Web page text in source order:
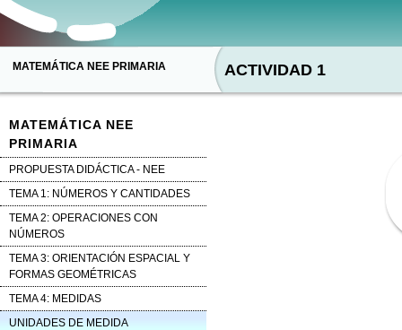
MATEMÁTICA NEE PRIMARIA
MATEMÁTICA NEE
PRIMARIA
PROPUESTA DIDÁCTICA - NEE
TEMA 1: NÚMEROS Y CANTIDADES
TEMA 2: OPERACIONES CON
NÚMEROS
TEMA 3: ORIENTACIÓN ESPACIAL Y
FORMAS GEOMÉTRICAS
TEMA 4: MEDIDAS
UNIDADES DE MEDIDA
ACTIVIDAD 1